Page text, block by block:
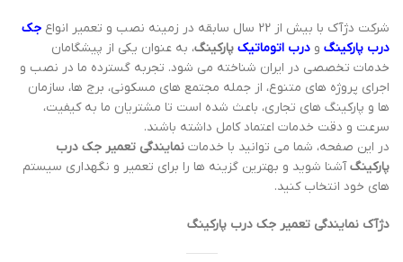
شرکت دژآک با بیش از 22 سال سابقه در زمینه نصب و تعمیر انواع
جک
درب پارکینگ و درب اتوماتیک پارکینگ، به عنوان یکی از پیشگامان
خدمات تخصصی در ایران شناخته می شود. تجربه گسترده ما در نصب و
اجرای پروژه های متنوع، از جمله مجتمع های مسکونی، برج ها، سازمان
ها و پارکینگ های تجاری، باعث شده است تا مشتریان ما به کیفیت،
سرعت و دقت خدمات اعتماد کامل داشته باشند.
در این صفحه، شما می توانید با خدمات نمایندگی تعمیر جک درب
پارکینگآشنا شوید و بهترین گزینه ها را برای تعمیر و نگهداری سیستم
های خود انتخاب کنید.
دژآک نمایندگی تعمیر جک درب پارکینگ